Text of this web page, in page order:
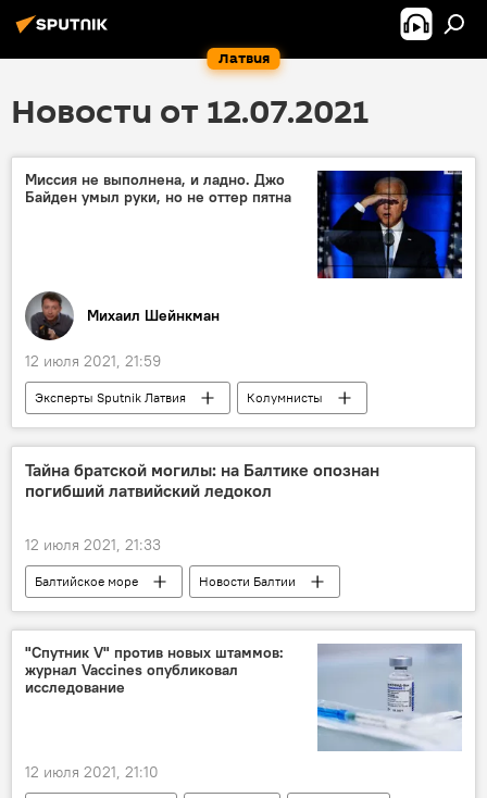
Латвия
Новости от 12.07.2021
Миссия не выполнена, и ладно. Джо
Байден умыл руки, но не оттер пятна
Михаил Шейнкман
12 июля 2021, 21:59
Эксперты Sputnik Латвия
Колумнисты
США
Афганистан
безопасность
Джо Байден
Тайна братской могилы: на Балтике опознан
погибший латвийский ледокол
12 июля 2021, 21:33
Балтийское море
Новости Балтии
Новости России
Россия
Вторая мировая война
корабли
судно
Великая Отечественная война
"Спутник V" против новых штаммов:
журнал Vaccines опубликовал
исследование
12 июля 2021, 21:10